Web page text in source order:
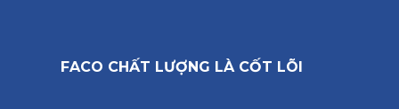
FACO CHẤT LƯỢNG LÀ CỐT LÕI